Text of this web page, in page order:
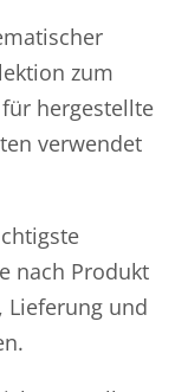
zum
hergestellte
verwendet
nach Produkt
Lieferung und